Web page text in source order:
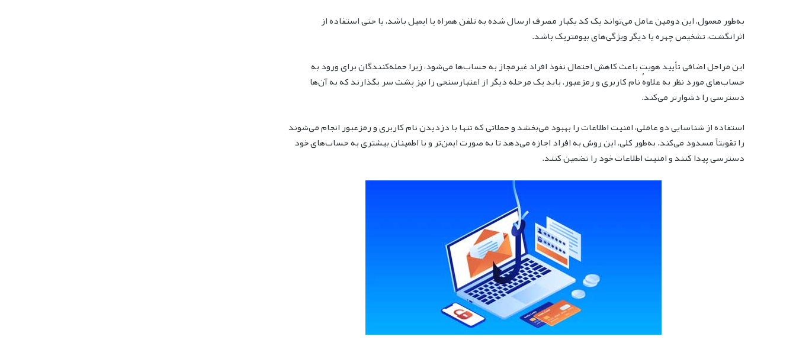
به‌طور معمول، این دومین عامل می‌تواند یک کد یکبار مصرف ارسال شده به تلفن همراه یا ایمیل باشد، یا حتی استفاده از
اثرانگشت، تشخیص چهره یا دیگر ویژگی‌های بیومتریک باشد.
این مراحل اضافی تأیید هویت باعث کاهش احتمال نفوذ افراد غیرمجاز به حساب‌ها می‌شود، زیرا حمله‌کنندگان برای ورود به
حساب‌های مورد نظر به علاوهٔ نام کاربری و رمزعبور، باید یک مرحله دیگر از اعتبارسنجی را نیز پشت سر بگذارند که به آن‌ها
دسترسی را دشوارتر می‌کند.
استفاده از شناسایی دو عاملی، امنیت اطلاعات را بهبود می‌بخشد و حملاتی که تنها با دزدیدن نام کاربری و رمزعبور انجام می‌شوند
را تقویتاً مسدود می‌کند. به‌طور کلی، این روش به افراد اجازه می‌دهد تا به صورت ایمن‌تر و با اطمینان بیشتری به حساب‌های خود
دسترسی پیدا کنند و امنیت اطلاعات خود را تضمین کنند.